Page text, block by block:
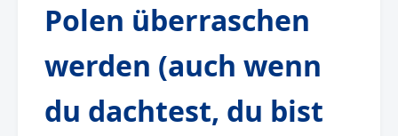
Polen überraschen
werden (auch wenn
du dachtest, du bist